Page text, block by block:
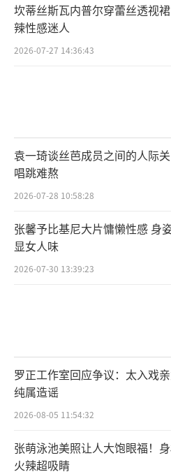
坎蒂丝斯瓦内普尔穿蕾丝透视
辣性感迷人
2026-07-27 14:36:43
袁一琦谈丝芭成员之间的人际
唱跳难熬
2026-07-28 10:58:28
张馨予比基尼大片慵懒性感 身
显女人味
2026-07-30 13:39:23
罗正工作室回应争议：太入戏
纯属造谣
2026-08-05 11:54:32
张萌泳池美照让人大饱眼福！
火辣超吸睛